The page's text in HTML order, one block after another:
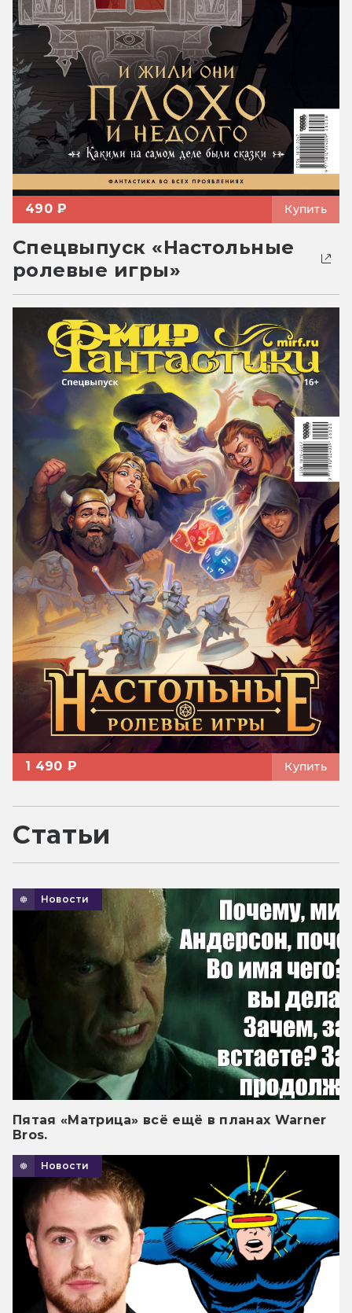
490 ₽ Купить
Спецвыпуск «Настольные
ролевые игры»
1 490 ₽ Купить
Статьи
Новости
Пятая «Матрица» всё ещё в планах Warner
Bros.
Новости